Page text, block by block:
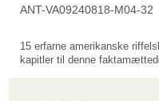
ANT-VA09240818-M04-32
15 erfarne amerikanske
kapitler til denne